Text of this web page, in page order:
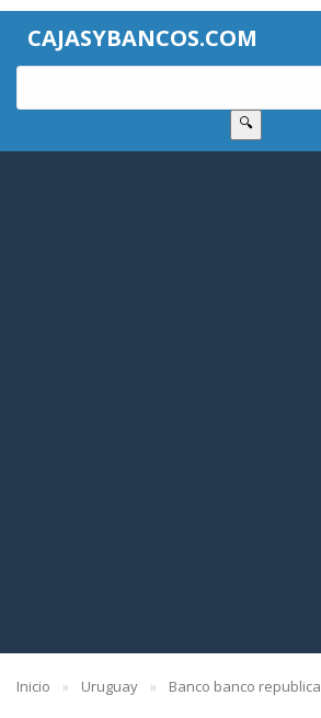
CAJASYBANCOS.COM
🔍
Inicio Uruguay Banco banco republica